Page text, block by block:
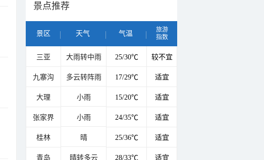
景点推荐
景区 天气 气温
旅游
指数
三亚 大雨转中雨 25/30℃ 较不宜
九寨沟 多云转阵雨 17/29℃ 适宜
大理 小雨 15/20℃ 适宜
张家界 小雨 24/35℃ 适宜
桂林 晴 25/36℃ 适宜
青岛 晴转多云 28/33℃ 适宜